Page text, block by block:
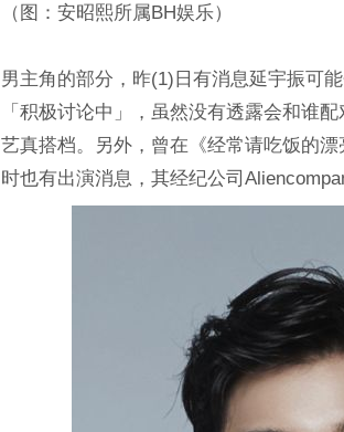
（图：安昭熙所属BH娱乐）
男主角的部分，昨(1)日有消息延宇振可
「积极讨论中」，虽然没有透露会和谁
艺真搭档。另外，曾在《经常请吃饭的
时也有出演消息，其经纪公司